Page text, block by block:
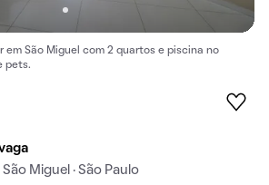
em São Miguel com 2 quartos e piscina no
pets.
Miguel · São Paulo